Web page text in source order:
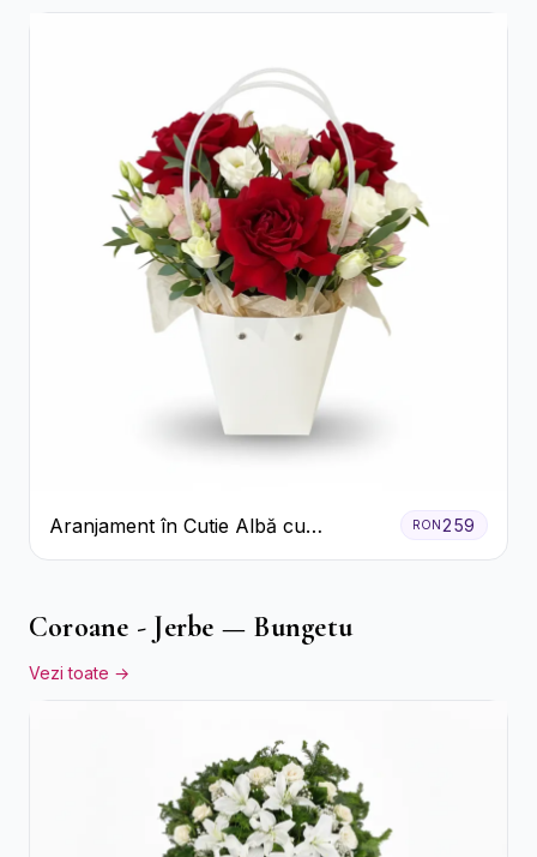
Aranjament în Cutie Albă cu
Trandafiri Roșii și Lisianthus
RON 259
Coroane - Jerbe — Bungetu
Vezi toate →